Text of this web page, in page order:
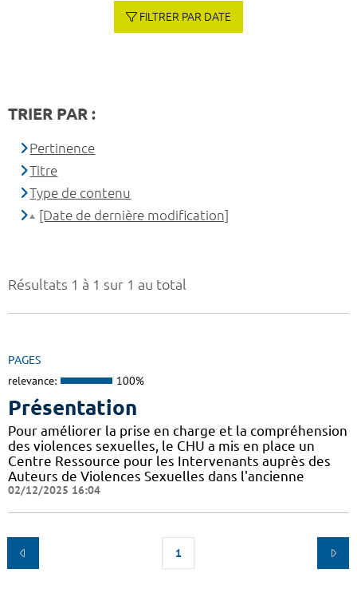
Résultats 1 à 1 sur 1 au total
PAGES
relevance: 100%
Présentation
Pour améliorer la prise en charge et la compréhension
des violences sexuelles, le CHU a mis en place un
Centre Ressource pour les Intervenants auprès des
Auteurs de Violences Sexuelles dans l'ancienne
02/12/2025 16:04
1
FILTRER PAR DATE
TRIER PAR :
Pertinence
Titre
Type de contenu
[Date de dernière modification]